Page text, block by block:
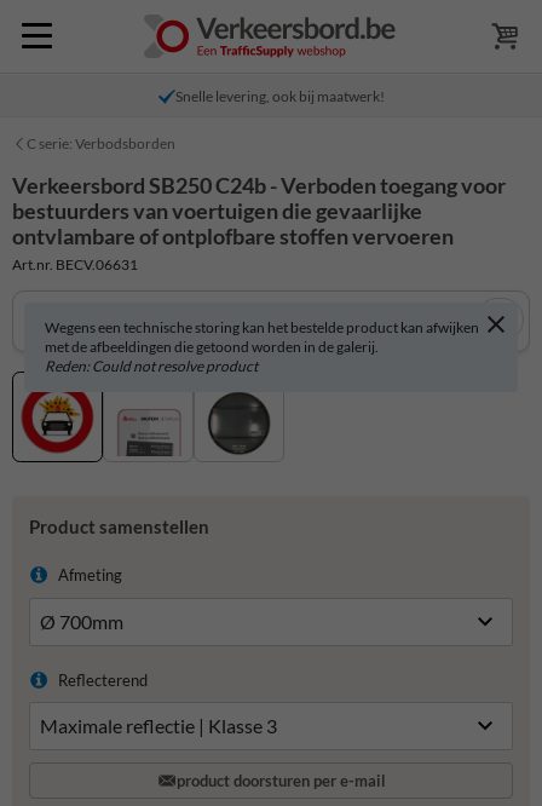
Snelle levering, ook bij maatwerk!
C serie: Verbodsborden
Verkeersbord SB250 C24b - Verboden toegang voor
bestuurders van voertuigen die gevaarlijke
ontvlambare of ontplofbare stoffen vervoeren
Art.nr. BECV.06631
Wegens een technische storing kan het bestelde product kan afwijken
met de afbeeldingen die getoond worden in de galerij.
Reden: Could not resolve product
Product samenstellen
Afmeting
Reflecterend
product doorsturen per e-mail